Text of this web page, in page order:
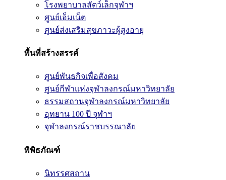
โรงพยาบาลสัตว์เล็กจุฬาฯ
ศูนย์เอ็มเน็ต
ศูนย์ส่งเสริมสุขภาวะผู้สูงอายุ
พื้นที่สร้างสรรค์
ศูนย์พันธกิจเพื่อสังคม
ศูนย์กีฬาแห่งจุฬาลงกรณ์มหาวิทยาลัย
ธรรมสถานจุฬาลงกรณ์มหาวิทยาลัย
อุทยาน 100 ปี จุฬาฯ
จุฬาลงกรณ์ราชบรรณาลัย
พิพิธภัณฑ์
นิทรรศสถาน